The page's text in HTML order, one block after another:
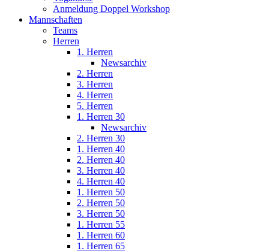
Anmeldung Doppel Workshop
Mannschaften
Teams
Herren
1. Herren
Newsarchiv
2. Herren
3. Herren
4. Herren
5. Herren
1. Herren 30
Newsarchiv
2. Herren 30
1. Herren 40
2. Herren 40
3. Herren 40
4. Herren 40
1. Herren 50
2. Herren 50
3. Herren 50
1. Herren 55
1. Herren 60
1. Herren 65